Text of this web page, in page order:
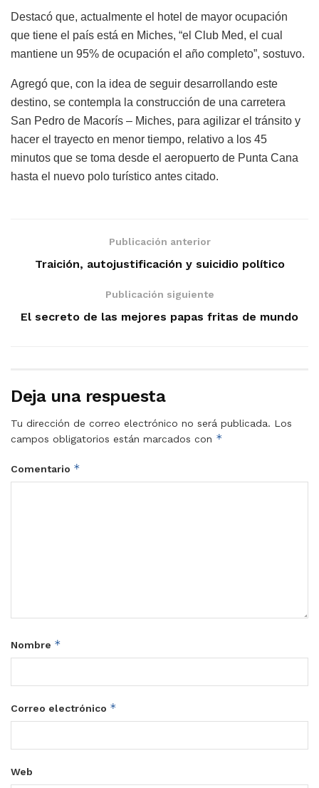
Destacó que, actualmente el hotel de mayor ocupación
que tiene el país está en Miches, “el Club Med, el cual
mantiene un 95% de ocupación el año completo”, sostuvo.
Agregó que, con la idea de seguir desarrollando este
destino, se contempla la construcción de una carretera
San Pedro de Macorís – Miches, para agilizar el tránsito y
hacer el trayecto en menor tiempo, relativo a los 45
minutos que se toma desde el aeropuerto de Punta Cana
hasta el nuevo polo turístico antes citado.
Publicación anterior
Traición, autojustificación y suicidio político
Publicación siguiente
El secreto de las mejores papas fritas de mundo
Deja una respuesta
Tu dirección de correo electrónico no será publicada. Los
campos obligatorios están marcados con *
Comentario *
Nombre *
Correo electrónico *
Web